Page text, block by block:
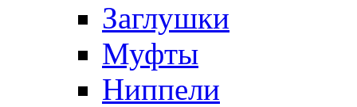
Заглушки
Муфты
Ниппели